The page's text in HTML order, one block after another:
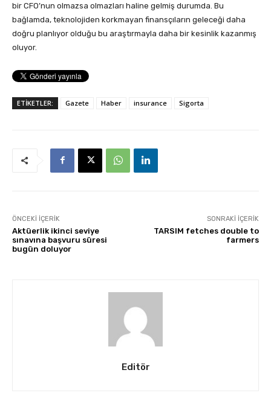
bir CFO’nun olmazsa olmazları haline gelmiş durumda. Bu
bağlamda, teknolojiden korkmayan finansçıların geleceği daha
doğru planlıyor olduğu bu araştırmayla daha bir kesinlik kazanmış
oluyor.
ETİKETLER: Gazete Haber insurance Sigorta
ÖNCEKI İÇERIK
Aktüerlik ikinci seviye
sınavına başvuru süresi
bugün doluyor
SONRAKI İÇERIK
TARSIM fetches double to
farmers
Editör